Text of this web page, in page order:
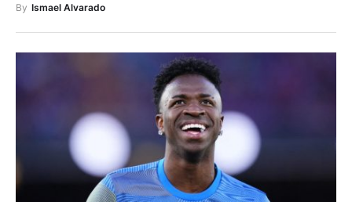
By Ismael Alvarado